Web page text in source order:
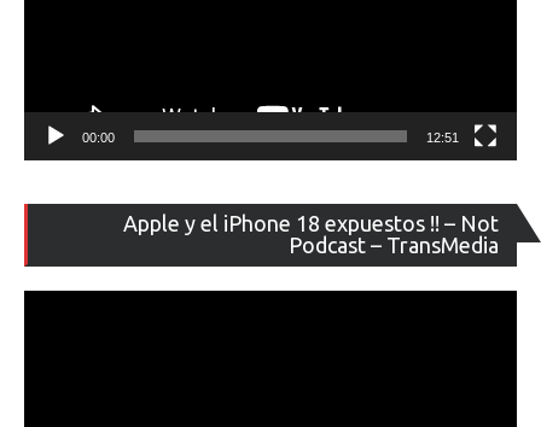
00:00 12:51
Apple y el iPhone 18 expuestos !! – Not
Podcast – TransMedia
de